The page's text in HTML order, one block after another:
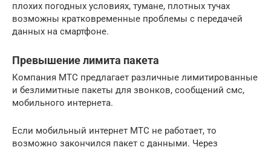
плохих погодных условиях, тумане, плотных тучах
возможны кратковременные проблемы с передачей
данных на смартфоне.
Превышение лимита пакета
Компания МТС предлагает различные лимитированные
и безлимитные пакеты для звонков, сообщений смс,
мобильного интернета.
Если мобильный интернет МТС не работает, то
возможно закончился пакет с данными. Через